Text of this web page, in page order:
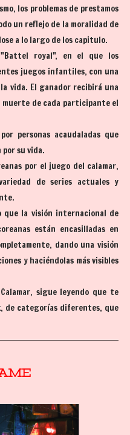
los problemas de prestamos
un reflejo de la moralidad de
a lo largo de los capitulo.
royal", en el que los
juegos infantiles, con una
vida. El ganador recibirá una
muerte de cada participante el
personas acaudaladas que
su vida.
por el juego del calamar,
de series actuales y
que la visión internacional de
están encasilladas en
dando una visión
y haciéndolas más visibles
sigue leyendo que te
de categorías diferentes, que